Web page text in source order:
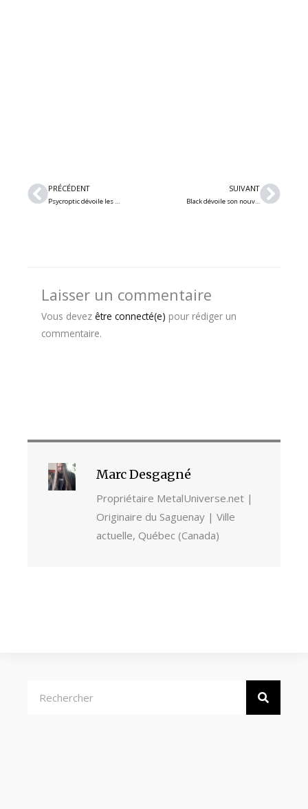
Précédent
PRÉCÉDENT
Psycroptic dévoile les détails de son nouvel album « The Pulse Of Annihilation » : sortie prévue en juillet 2026
SUIVANT
Black dévoile son nouveau single « Practice of Suffering » : thrash metal californien
Laisser un commentaire
Vous devez être connecté(e) pour rédiger un
commentaire.
Marc Desgagné
Propriétaire MetalUniverse.net |
Originaire du Saguenay | Ville
actuelle, Québec (Canada)